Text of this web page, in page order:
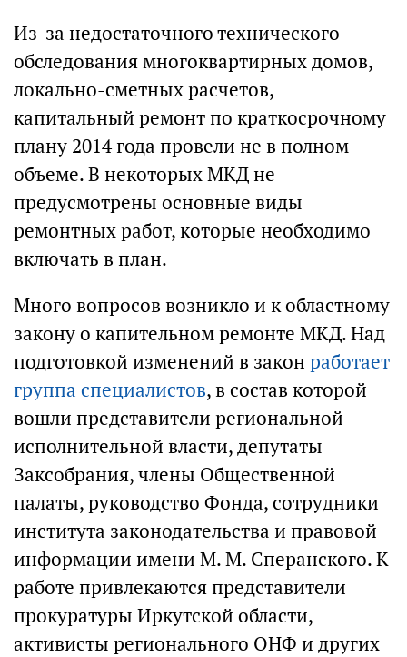
Из-за недостаточного технического
обследования многоквартирных домов,
локально-сметных расчетов,
капитальный ремонт по краткосрочному
плану 2014 года провели не в полном
объеме. В некоторых МКД не
предусмотрены основные виды
ремонтных работ, которые необходимо
включать в план.
Много вопросов возникло и к областному
закону о капительном ремонте МКД. Над
подготовкой изменений в закон работает
группа специалистов, в состав которой
вошли представители региональной
исполнительной власти, депутаты
Заксобрания, члены Общественной
палаты, руководство Фонда, сотрудники
института законодательства и правовой
информации имени М. М. Сперанского. К
работе привлекаются представители
прокуратуры Иркутской области,
активисты регионального ОНФ и других